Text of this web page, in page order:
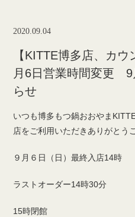
2020.09.04
【KITTE博多店、カ
月6日営業時間変更 9
らせ
いつも博多もつ鍋おおやま
店をご利用いただきありがとう
９月６日（日）最終入店14時
ラストオーダー14時30分
15時閉館